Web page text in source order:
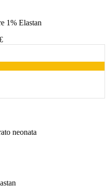
1% Elastan
neonata